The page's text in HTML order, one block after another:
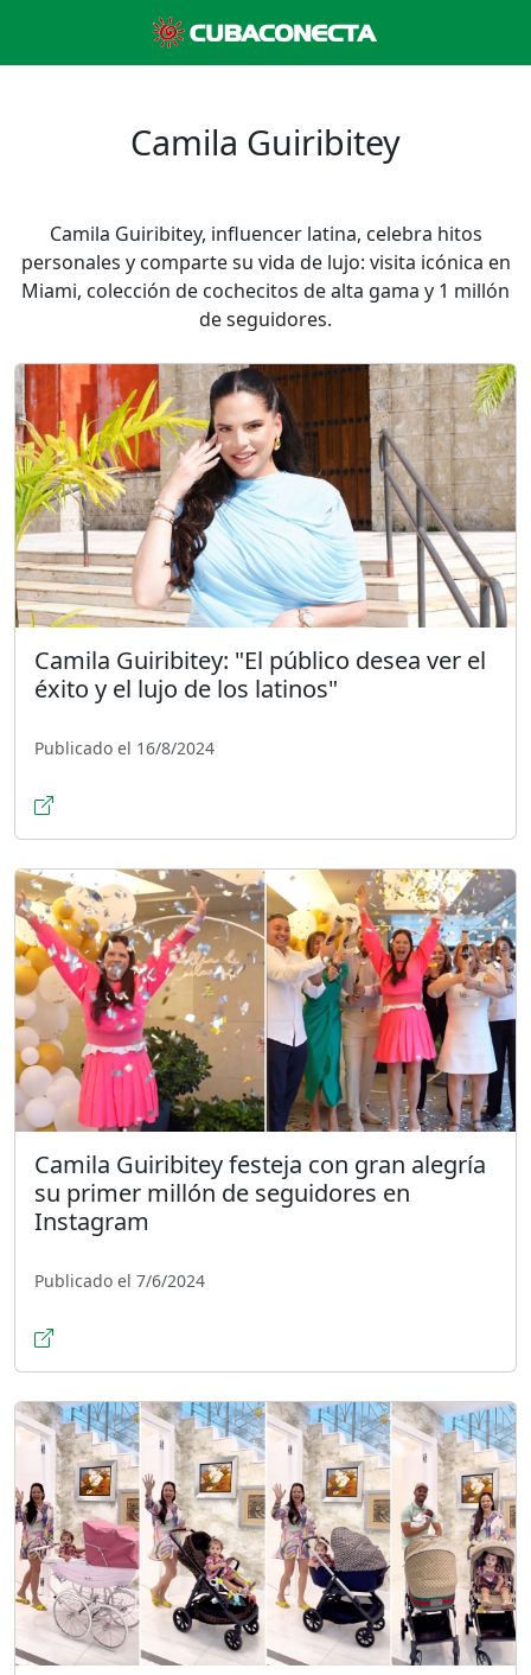
Camila Guiribitey
Camila Guiribitey, influencer latina, celebra hitos
personales y comparte su vida de lujo: visita icónica en
Miami, colección de cochecitos de alta gama y 1 millón
de seguidores.
Camila Guiribitey: "El público desea ver el
éxito y el lujo de los latinos"
Publicado el 16/8/2024
Camila Guiribitey festeja con gran alegría
su primer millón de seguidores en
Instagram
Publicado el 7/6/2024